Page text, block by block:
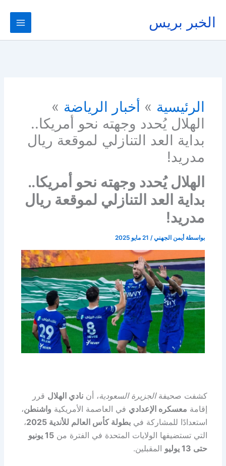
المحتوى
الخبر بريس
الرئيسية
أخبار الرياضة
الهلال يُحدد وجهته نحو أمريكا..
بداية العد التنازلي لموقعة ريال
مدريد!
الهلال يُحدد وجهته نحو أمريكا..
بداية العد التنازلي لموقعة ريال
مدريد!
بواسطة أيمن الجهني/ 21 مايو 2025
كشفت صحيفةالجزيرة السعودية، أننادي الهلال قرر
إقامة معسكره الإعدادي في العاصمة الأمريكية واشنطن،
استعدادًا للمشاركة فيبطولة كأس العالم للأندية 2025
،
التي تستضيفها الولايات المتحدة في الفترة من
15 يونيو
حتى 13 يوليو
المقبلين.